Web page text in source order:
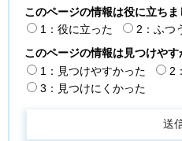
このページの情報は役に立ちま
1：役に立った
2：ふつ
このページの情報は見つけやす
1：見つけやすかった
2
3：見つけにくかった